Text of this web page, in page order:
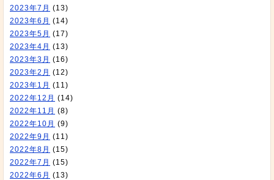
2023年7月 (13)
2023年6月 (14)
2023年5月 (17)
2023年4月 (13)
2023年3月 (16)
2023年2月 (12)
2023年1月 (11)
2022年12月 (14)
2022年11月 (8)
2022年10月 (9)
2022年9月 (11)
2022年8月 (15)
2022年7月 (15)
2022年6月 (13)